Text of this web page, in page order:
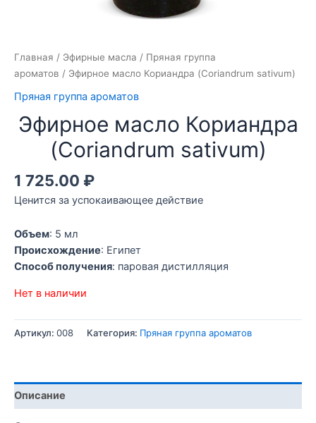
Главная / Эфирные масла / Пряная группа
ароматов / Эфирное масло Кориандра (Coriandrum sativum)
Пряная группа ароматов
Эфирное масло Кориандра
(Coriandrum sativum)
1 725.00 ₽
Ценится за успокаивающее действие
Объем: 5 мл
Происхождение: Египет
Способ получения: паровая дистилляция
Нет в наличии
Артикул: 008 Категория: Пряная группа ароматов
Описание